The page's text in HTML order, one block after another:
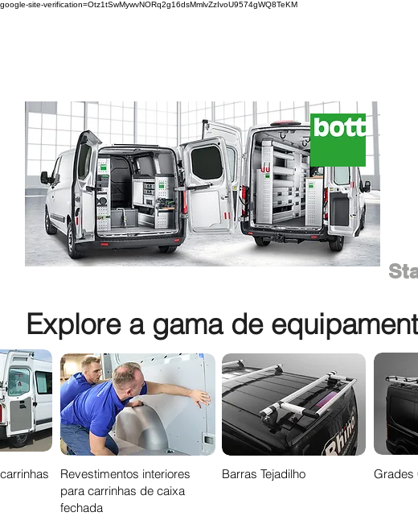
google-site-verification=Otz1tSwMywvNORq2g16dsMmlvZzIvoU9574gWQ8TeKM
Explore a gama de
Revestimentos interiores
para carrinhas de caixa
fechada
Barras Tejadilho Grades